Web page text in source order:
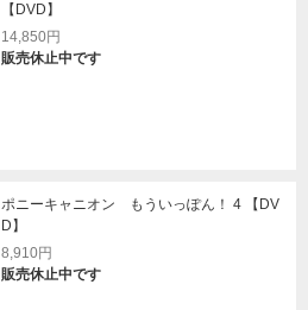
【DVD】
14,850円
販売休止中です
ポニーキャニオン もういっぽん！ 4 【DV
D】
8,910円
販売休止中です